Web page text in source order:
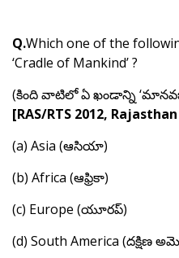
Q.Which one of the
‘Cradle of Mankind’ ?
(కింది వాటిలో ఏ ఖండాన్ని
[RAS/RTS 2012, Rajasthan
(a) Asia (ఆసియా)
(b) Africa (ఆఫ్రికా)
(c) Europe (యూరప్)
(d) South America (దక్షిణ